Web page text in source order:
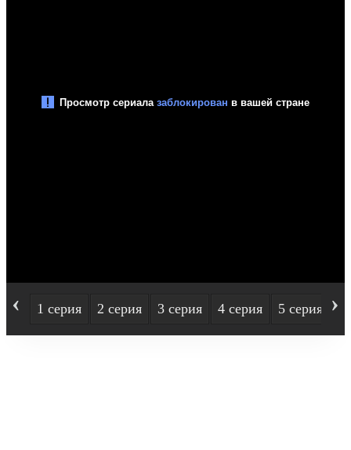
‹ 1 серия 2 серия 3 серия 4 серия 5 серия ›